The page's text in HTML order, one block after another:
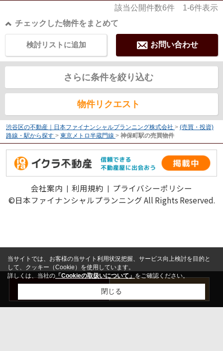
該当公開件数6件 1-6件表示
チェックした物件をまとめて
お問い合わせ
検討リストに追加
さらに条件を絞り込む
物件リクエスト
渋谷区の不動産｜日本ファイナンシャルプランニング株式会社 > (売買・投資)
路線・駅から探す > 東京メトロ半蔵門線 > 神保町駅の売買物件
会社案内 利用規約
プライバシーポリシー
©日本ファイナンシャルプランニング All Rights Reserved.
当サイトでは、お客様の当サイト利用状況把握、サービス向上検討を目的と
して、クッキー（Cookie）を使用しています。
詳しくは、当社の「Cookieの取扱いについて」をご確認ください。
閉じる